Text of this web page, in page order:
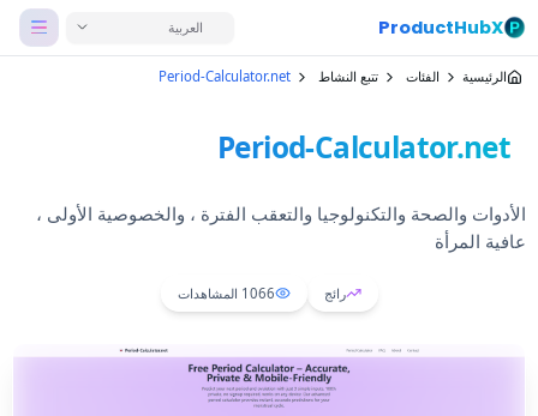
ProductHubX العربية
الرئيسية الفئات تتبع النشاط Period-Calculator.net
Period-Calculator.net
الأدوات والصحة والتكنولوجيا والتعقب الفترة ، والخصوصية الأولى ،
عافية المرأة
رائج 1066 المشاهدات